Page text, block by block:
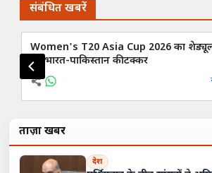
संबंधित खबरें
Women's T20 Asia Cup 2026 का शेड्यूल
को भारत-पाकिस्तान की टक्कर
ताज़ा खबरें
देश